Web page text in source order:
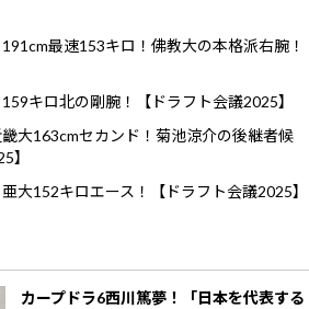
最速153キロ！佛教大の本格派右腕！
キロ北の剛腕！【ドラフト会議2025】
大163cmセカンド！菊池涼介の後継者候
】
大152キロエース！【ドラフト会議2025】
カープドラ6西川篤夢！「日本を代表する